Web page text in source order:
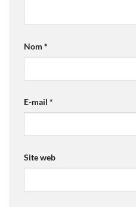
Nom *
E-mail *
Site web